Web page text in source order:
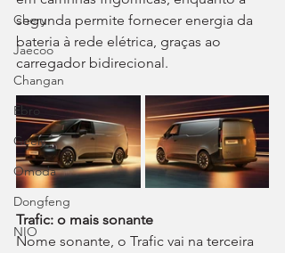
Chery
Jaecoo
Changan
Ebro
Geely
Omoda
Dongfeng
NIO
segunda permite fornecer energia da
bateria à rede elétrica, graças ao
carregador bidirecional.
Trafic: o mais sonante
Nome sonante, o Trafic vai na terceira